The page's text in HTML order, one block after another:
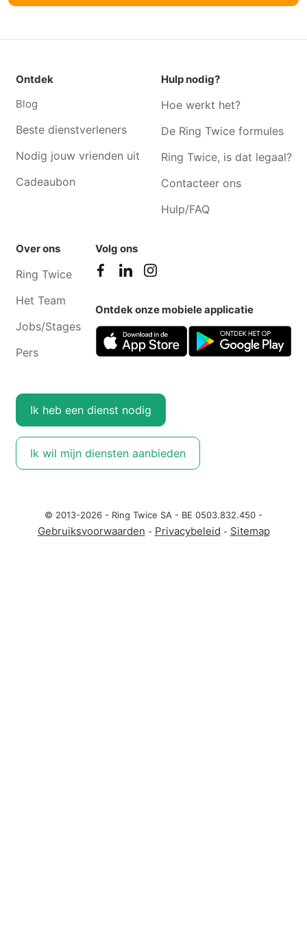
Tuinonderhoud Velm
Tuinonderhoud Fouron-
saint-pierre
Ontdek
Blog
Beste dienstverleners
Nodig jouw vrienden uit
Cadeaubon
Hulp nodig?
Hoe werkt het?
De Ring Twice formules
Ring Twice, is dat legaal?
Contacteer ons
Hulp/FAQ
Over ons
Ring Twice
Het Team
Jobs/Stages
Pers
Volg ons
Ontdek onze mobiele applicatie
Ik heb een dienst nodig
Ik wil mijn diensten aanbieden
© 2013-2026 - Ring Twice SA - BE 0503.832.450 -
Gebruiksvoorwaarden - Privacybeleid - Sitemap